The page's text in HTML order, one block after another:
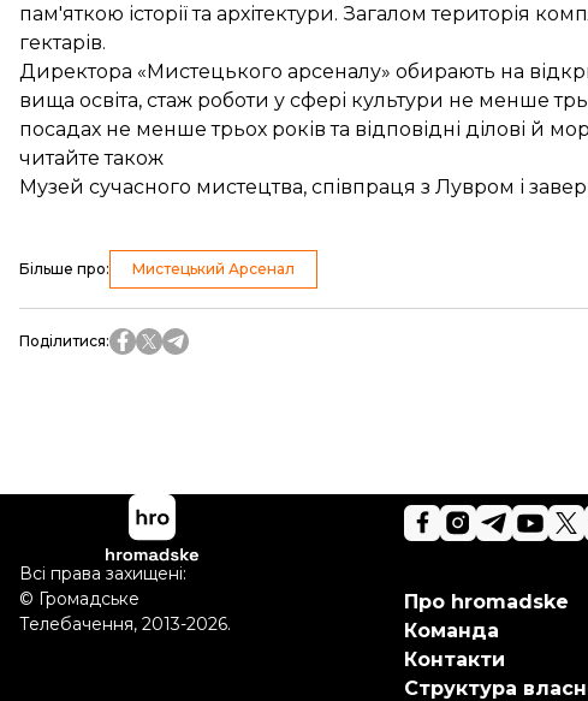
пам'яткою історії та архітектури. Загалом територія
гектарів.
Директора «Мистецького арсеналу» обирають на
вища освіта, стаж роботи у сфері культури не менше
посадах не менше трьох років та відповідні ділові й
читайте також
Музей сучасного мистецтва, співпраця з Лувром і
Більше про: Мистецький Арсенал
Поділитися:
Про hromadske
Команда
Контакти
Структура
Всі права захищені:
© Громадське
Телебачення, 2013-2026.